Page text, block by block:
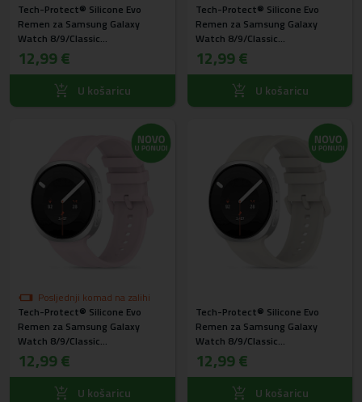
Tech-Protect® Silicone Evo
Remen za Samsung Galaxy
Watch 8/9/Classic
(40/44/46mm) Svijetlo plavi
12,99 €
U košaricu
Tech-Protect® Silicone Evo
Remen za Samsung Galaxy
Watch 8/9/Classic
(40/44/46mm) Zeleni
12,99 €
U košaricu
Posljednji komad na zalihi
Tech-Protect® Silicone Evo
Remen za Samsung Galaxy
Watch 8/9/Classic
(40/44/46mm) Pink
12,99 €
U košaricu
Tech-Protect® Silicone Evo
Remen za Samsung Galaxy
Watch 8/9/Classic
(40/44/46mm) Starlight
12,99 €
U košaricu